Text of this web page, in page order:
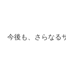
今後も、さらなる